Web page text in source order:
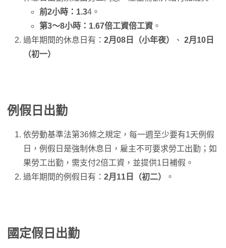
前2小時：1.34。
第3～8小時：1.67倍工資倍工資 。
過年期間的休息日有： 2月08日（小年夜） 、 2月10日
（初一）
例假日出勤
依勞動基準法第36條之規定，每一週至少要有1天例假
日，例假日是強制休息日，雇主不可要求勞工出勤；如
果勞工出勤，需支付2倍工資，並提供1日補假。
過年期間的例假日有： 2月11日（初二） 。
國定假日出勤